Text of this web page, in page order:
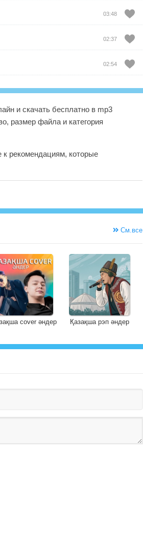
03:48
02:37
02:54
и скачать бесплатно в mp3
размер файла и категория
к рекомендациям, которые
См.все
cover әндер Қазақша рэп әндер